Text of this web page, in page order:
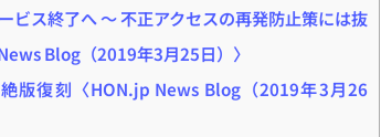
ス終了へ ～ 不正アクセスの再発防止策には抜
Blog（2019年3月25日）〉
版復刻〈HON.jp News Blog（2019年3月26